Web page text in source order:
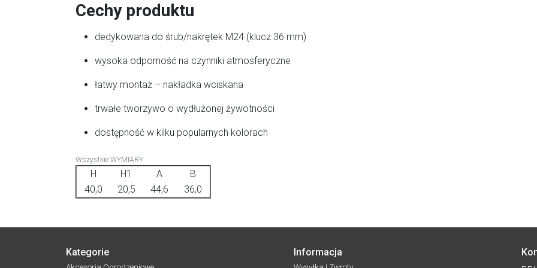
Cechy produktu
dedykowana do śrub/nakrętek M24 (klucz 36 mm)
wysoka odporność na czynniki atmosferyczne
łatwy montaż – nakładka wciskana
trwałe tworzywo o wydłużonej żywotności
dostępność w kilku popularnych kolorach
Wszystkie WYMIARY
H H1 A
B
40,0
20,5 44,6 36,0
Kategorie Informacja